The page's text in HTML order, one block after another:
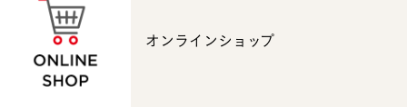
オンラインショップ